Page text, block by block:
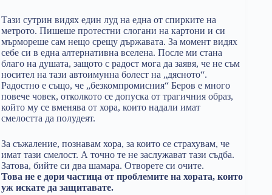
Тази сутрин видях един луд на една от спирките на
метрото. Пишеше протестни слогани на картони и си
мърмореше сам нещо срещу държавата. За момент видях
себе си в една алтернативна вселена. После ми стана
благо на душата, защото с радост мога да заявя, че не съм
носител на тази автоимунна болест на „дясното“.
Радостно е също, че „безкомпромисния“ Беров е много
повече човек, отколкото се допуска от трагичния образ,
който му се вменява от хора, които надали имат
смелостта да полудеят.
За съжаление, познавам хора, за които се страхувам, че
имат тази смелост. А точно те не заслужават тази съдба.
Затова, бийте си два шамара. Отворете си очите.
Това не е дори частица от проблемите на хората, които
уж искате да защитавате.